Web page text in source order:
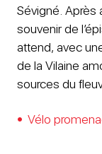
Sévigné. Après
souvenir de
attend, avec
de la Vilaine
sources du
Vélo